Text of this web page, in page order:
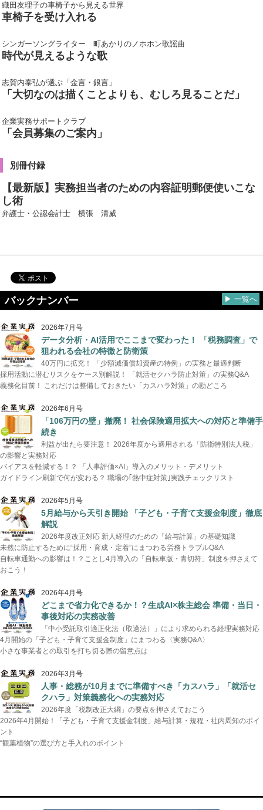
織田友理子の車椅子から見える世界
車椅子を受け入れる
シンガーソングライター 町あかりのノホホン歌謡曲
時代が見えるような歌
志賀内泰弘が選ぶ「金言・銀言」
「大切なのは描くことよりも、むしろ見ることだ」
企業実務サポートクラブ
「会員募集のご案内」
別冊付録
【最新版】実務担当者のための内容証明郵便使いこな
し術
弁護士・公認会計士 横張 清威
バックナンバー ▶ 一覧へ
2026年7月号
データ分析・AI活用でここまで変わった！ 「税務調査」で
狙われる会社の特徴と防衛策
40万円に拡充！ 「少額減価償却資産の特例」の実務と最適判断
採用活動に潜むリスクをケース別解説！ 「就活セクハラ防止対策」の実務Q&A
義務化目前！ これだけは整備しておきたい「カスハラ対策」の勘どころ
2026年6月号
「106万円の壁」撤廃！ 社会保険適用拡大への対応と準備手
続き
利益が出たら要注意！ 2026年度から適用される「防衛特別法人税」
の影響と実務対応
バイアスを軽減する！？ 「人事評価×AI」導入のメリット・デメリット
ガイドライン刷新で何が変わる？ 職場の｢熱中症対策｣実践チェックリスト
2026年5月号
5月給与から天引き開始 「子ども・子育て支援金制度」徹底
解説
2026年度改正対応 新人経理のための「給与計算」の基礎知識
未然に防止するために“採用・育成・定着”にまつわる労務トラブルQ&A
自転車通勤への影響は！？ことし4月導入の「自転車版・青切符」制度を押さえて
おこう！
2026年4月号
どこまで省力化できるか！？生成AI×株主総会 準備・当日・
事後対応の実務改善
「中小受託取引適正化法（取適法）」により求められる経理実務対応
4月開始の「子ども・子育て支援金制度」にまつわる〈実務Q&A〉
小さな事業者との取引を打ち切る際の留意点は
2026年3月号
人事・総務が10月までに準備すべき「カスハラ」「就活セ
クハラ」対策義務化への実務対応
2026年度「税制改正大綱」の要点を押さえておこう
2026年4月開始！「子ども・子育て支援金制度」給与計算・規程・社内周知のポイ
ント
“観葉植物”の選び方と手入れのポイント